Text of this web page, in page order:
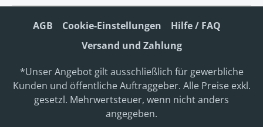
AGB Cookie-Einstellungen
Hilfe / FAQ
Versand und Zahlung
*Unser Angebot gilt ausschließlich für gewerbliche
Kunden und öffentliche Auftraggeber. Alle Preise exkl.
gesetzl. Mehrwertsteuer, wenn nicht anders
angegeben.